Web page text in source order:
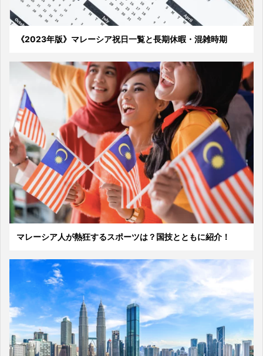
《2023年版》マレーシア祝日一覧と長期休暇・混雑時期
マレーシア人が熱狂するスポーツは？国技とともに紹介！